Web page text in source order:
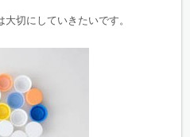
切にしていきたいです。